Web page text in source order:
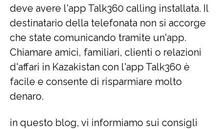
deve avere l'app Talk360 calling installata. Il
destinatario della telefonata non si accorge
che state comunicando tramite un'app.
Chiamare amici, familiari, clienti o relazioni
d'affari in Kazakistan con l'app Talk360 è
facile e consente di risparmiare molto
denaro.
in questo blog, vi informiamo sui consigli